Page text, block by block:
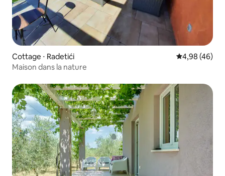
Cottage ⋅ Radetići Évaluation
4,98 (46)
Maison dans la nature